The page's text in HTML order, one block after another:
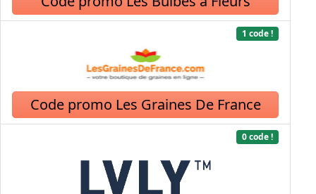
1 code !
Code promo Les Graines De France
0 code !